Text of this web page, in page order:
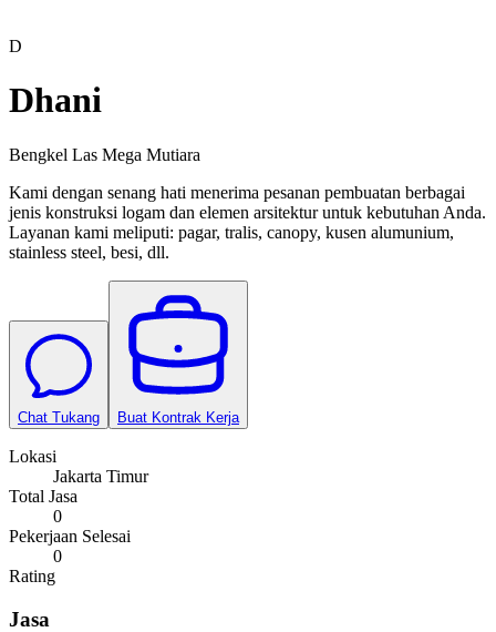
Menu ini berisi navigasi untuk mengakses fitur-fitur di KangPro
D
Dhani
Bengkel Las Mega Mutiara
Kami dengan senang hati menerima pesanan pembuatan berbagai
jenis konstruksi logam dan elemen arsitektur untuk kebutuhan Anda.
Layanan kami meliputi: pagar, tralis, canopy, kusen alumunium,
stainless steel, besi, dll.
Chat Tukang Buat Kontrak Kerja
Lokasi
Jakarta Timur
Total Jasa
0
Pekerjaan Selesai
0
Rating
Jasa